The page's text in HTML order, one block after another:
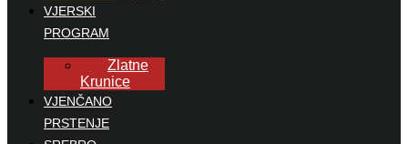
VJERSKI
PROGRAM
Zlatne
Krunice
VJENČANO
PRSTENJE